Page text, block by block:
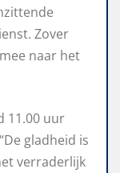
Zover
naar het
11.00 uur
gladheid is
verraderlijk